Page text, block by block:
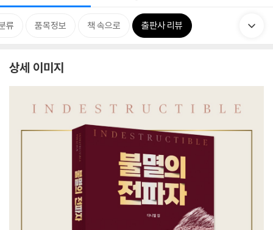
류 품목정보 책 속으로 출판사 리뷰
상세 이미지